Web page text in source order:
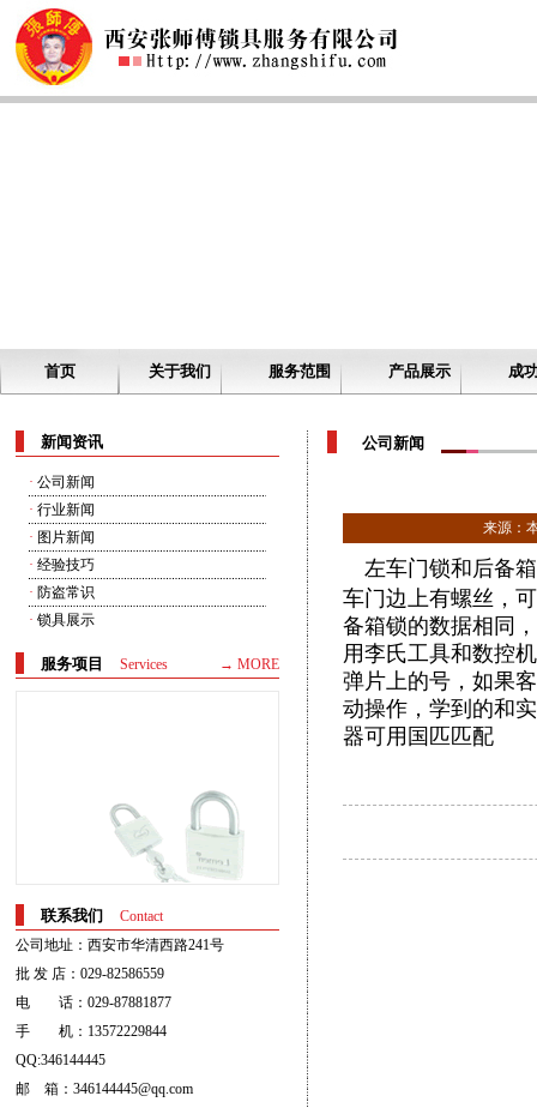
首页 关于我们 服务范围 产品展示 成
新闻资讯
· 公司新闻
· 行业新闻
· 图片新闻
· 经验技巧
· 防盗常识
· 锁具展示
服务项目 Services → MORE
联系我们
Contact
公司地址：西安市华清西路241号
批 发 店：029-82586559
电 话：029-87881877
手 机：13572229844
QQ:346144445
邮 箱：346144445@qq.com
公司新闻
来源：
左车门锁和后备
车门边上有螺丝，
备箱锁的数据相同
用李氏工具和数控
弹片上的号，如果
动操作，学到的和
器可用国匹匹配